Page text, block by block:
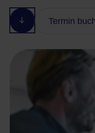
Termin